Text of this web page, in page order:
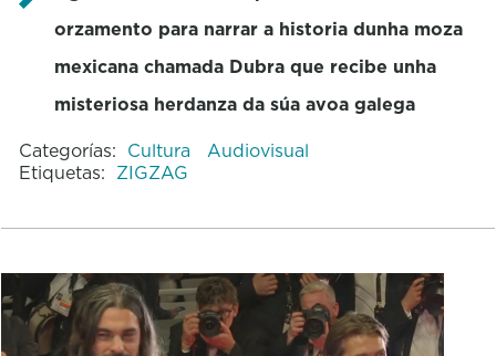
orzamento para narrar a historia dunha moza
mexicana chamada Dubra que recibe unha
misteriosa herdanza da súa avoa galega
Categorías: Cultura
Audiovisual
Etiquetas: ZIGZAG